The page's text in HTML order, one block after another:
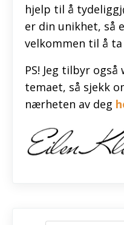
hjelp til å
er din unikhet, så
velkommen til å
PS! Jeg tilbyr
temaet, så sjekk
nærheten av deg